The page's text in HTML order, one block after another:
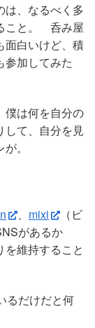
は、なるべく多
こと。 呑み屋
面白いけど、積
参加してみた
僕は何を自分の
して、自分を見
。
、 mixi
（ビ
があるか
維持すること
るだけだと何